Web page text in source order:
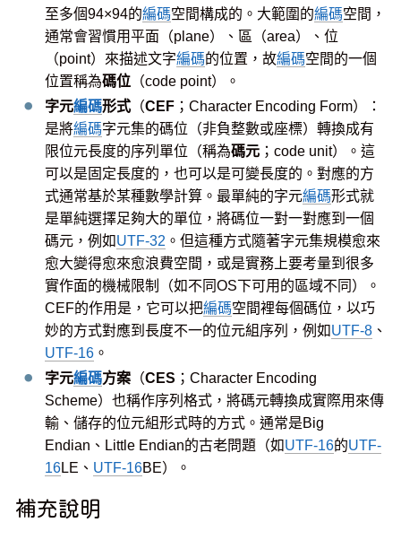
至多個94×94的編碼空間構成的。大範圍的編碼空間，
通常會習慣用平面（plane）、區（area）、位
（point）來描述文字編碼的位置，故編碼空間的一個
位置稱為碼位 （code point）。
字元編碼形式 （CEF ；Character Encoding Form）：
是將編碼字元集的碼位（非負整數或座標）轉換成有
限位元長度的序列單位（稱為碼元 ；code unit）。這
可以是固定長度的，也可以是可變長度的。對應的方
式通常基於某種數學計算。最單純的字元編碼形式就
是單純選擇足夠大的單位，將碼位一對一對應到一個
碼元，例如UTF-32 。但這種方式隨著字元集規模愈來
愈大變得愈來愈浪費空間，或是實務上要考量到很多
實作面的機械限制（如不同OS下可用的區域不同）。
CEF的作用是，它可以把編碼空間裡每個碼位，以巧
妙的方式對應到長度不一的位元組序列，例如UTF-8 、
UTF-16 。
字元編碼方案 （CES ；Character Encoding
Scheme）也稱作序列格式，將碼元轉換成實際用來傳
輸、儲存的位元組形式時的方式。通常是Big
Endian、Little Endian的古老問題（如UTF-16的UTF-
16LE、 UTF-16BE）。
補充說明